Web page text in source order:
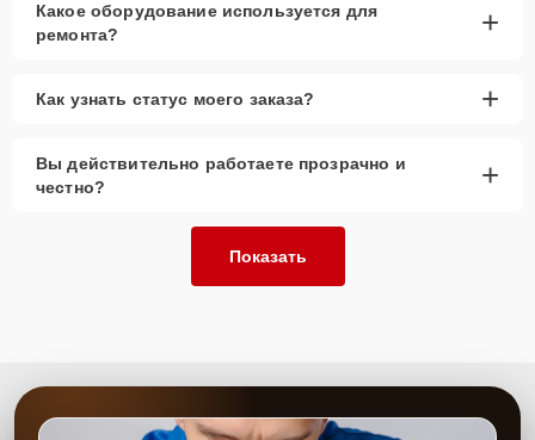
Какое оборудование используется для
ремонта?
+
Как узнать статус моего заказа? +
Вы действительно работаете прозрачно и
честно?
+
Показать